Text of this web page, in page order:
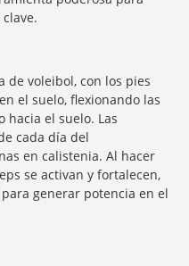
de voleibol, con los pies
el suelo, flexionando las
hacia el suelo. Las
cada día del
en calistenia. Al hacer
se activan y fortalecen,
generar potencia en el